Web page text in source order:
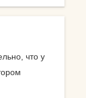
что у